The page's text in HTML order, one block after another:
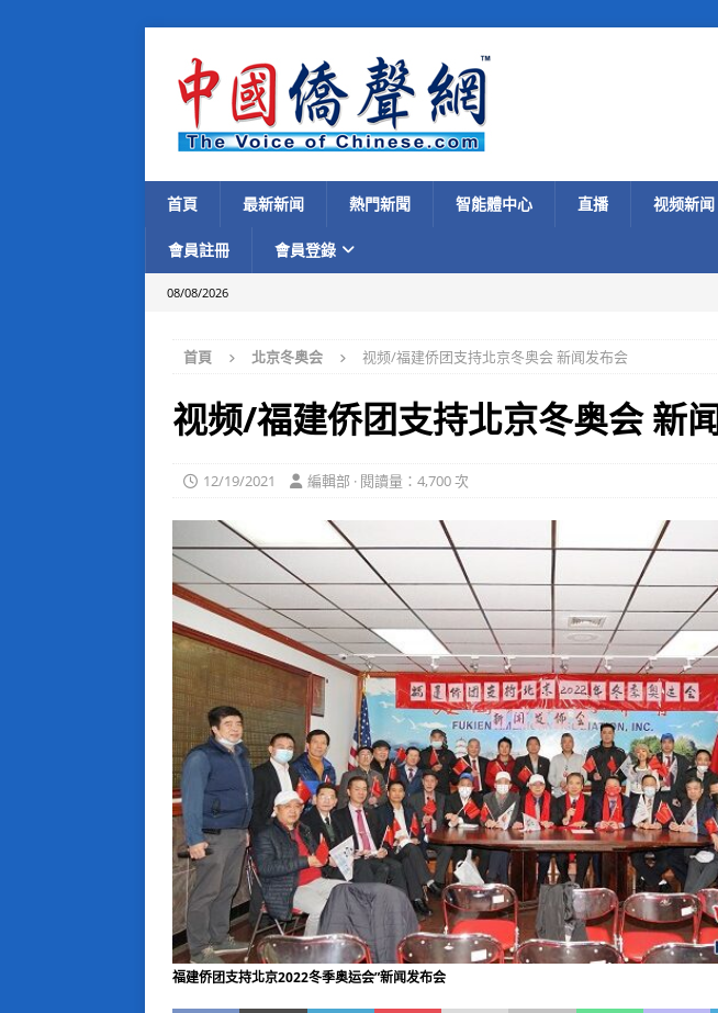
首頁 最新新闻 熱門新聞 智能體中心 直播 视频新闻
會員註冊 會員登錄
08/08/2026
首頁 北京冬奥会 视频/福建侨团支持北京冬奥会 新闻发布会
视频/福建侨团支持北京冬奥会 新
12/19/2021 編輯部 · 閱讀量：4,700 次
福建侨团支持北京2022冬季奥运会”新闻发布会